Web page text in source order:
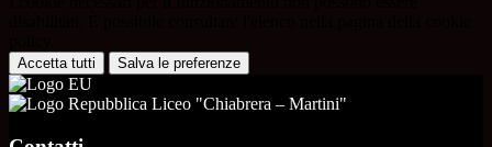
Accetta tutti Salva le preferenze
Liceo "Chiabrera – Martini"